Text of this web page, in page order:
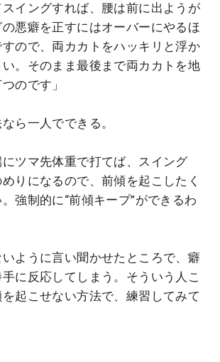
イングすれば、腰は前に出ようが
悪癖を正すにはオーバーにやるほ
ので、両カカトをハッキリと浮か
。そのまま最後まで両カカトを地
のです」
ら一人でできる。
にツマ先体重で打てば、スイング
りになるので、前傾を起こしたく
強制的に“前傾キープ”ができるわ
ように言い聞かせたところで、癖
に反応してしまう。そういう人こ
起こせない方法で、練習してみて